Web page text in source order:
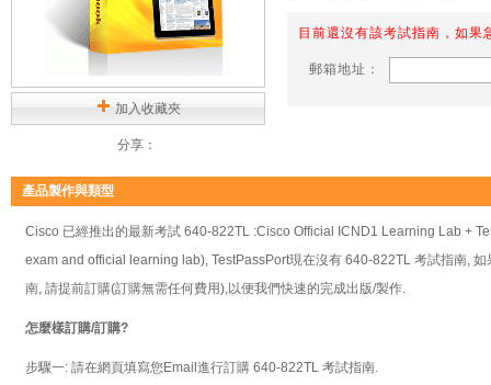
加入收藏夾
分享：
目前還沒有該考試指南，如果
郵箱地址：
產品製作與類型
Cisco 已經推出的最新考試 640-822TL :Cisco Official ICND1 Learning Lab +
exam and official learning lab), TestPassPort現在沒有 640-822TL 考試指南,
南, 請提前訂購(訂購無需任何費用),以便我們快速的完成出版/製作.
怎麼樣訂購/訂購?
步驟一: 請在網頁填寫您Email進行訂購 640-822TL 考試指南.